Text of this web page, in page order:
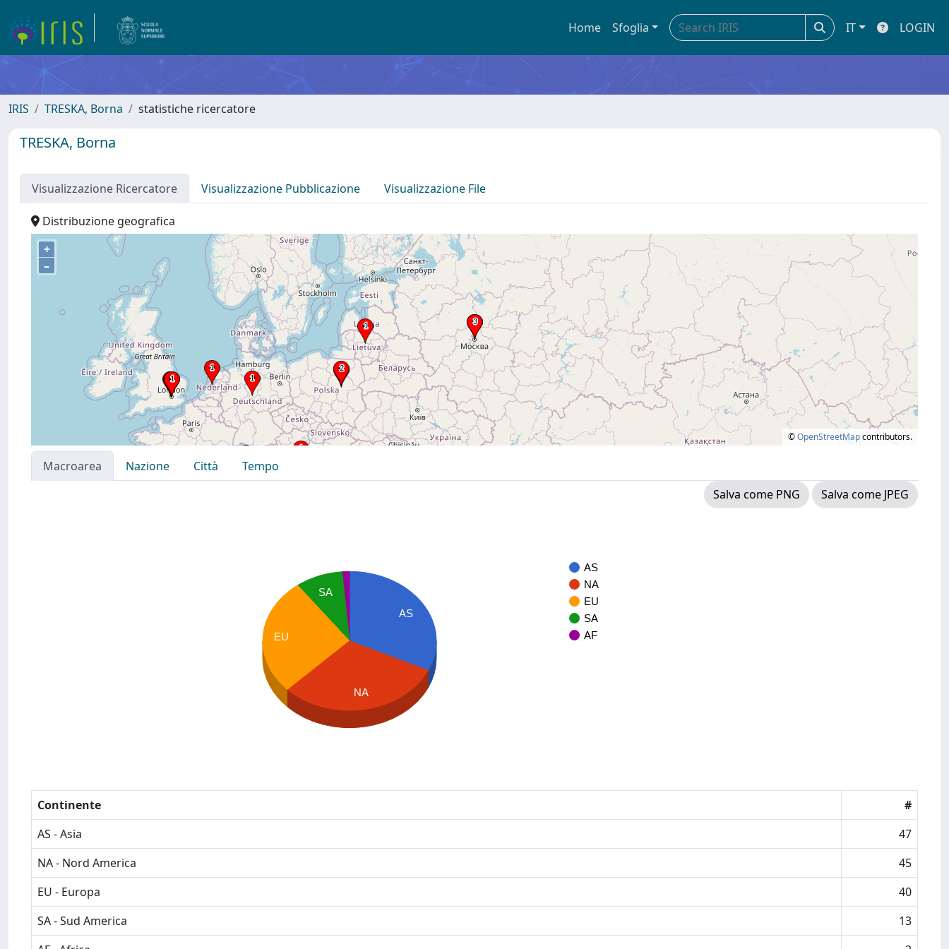
Home Sfoglia IT LOGIN
IRIS TRESKA, Borna statistiche ricercatore
TRESKA, Borna
Visualizzazione Ricercatore Visualizzazione Pubblicazione Visualizzazione File
Distribuzione geografica
+
–
©OpenStreetMapcontributors.
Macroarea Nazione Città
Tempo
Salva come PNG
Salva come JPEG
AS
NA
EU
SA
AF
AS
SA
EU
NA
Continente
#
AS - Asia
47
NA - Nord America
45
EU - Europa
40
SA - Sud America
13